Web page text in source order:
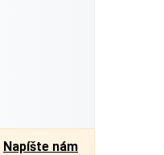
Napíšte nám